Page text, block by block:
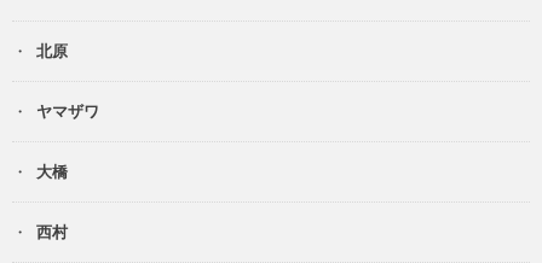
北原
ヤマザワ
大橋
西村